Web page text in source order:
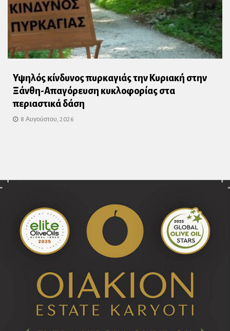
Υψηλός κίνδυνος πυρκαγιάς την Κυριακή στην
Ξάνθη-Απαγόρευση κυκλοφορίας στα
περιαστικά δάση
8 Αυγούστου, 2026